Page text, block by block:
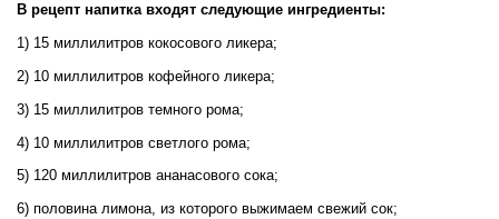
В рецепт напитка входят следующие ингредиенты:
1) 15 миллилитров кокосового ликера;
2) 10 миллилитров кофейного ликера;
3) 15 миллилитров темного рома;
4) 10 миллилитров светлого рома;
5) 120 миллилитров ананасового сока;
6) половина лимона, из которого выжимаем свежий сок;